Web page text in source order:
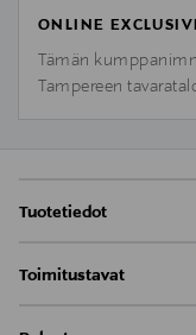
ONLINE
Tämän
Tampereen
Tuotetiedot
Britax King Pro
Toimitustavat